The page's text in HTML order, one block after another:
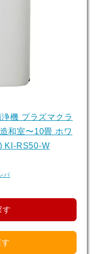
機 プラズマクラ
和室〜10畳 ホワ
KI-RS50-W
バ
す